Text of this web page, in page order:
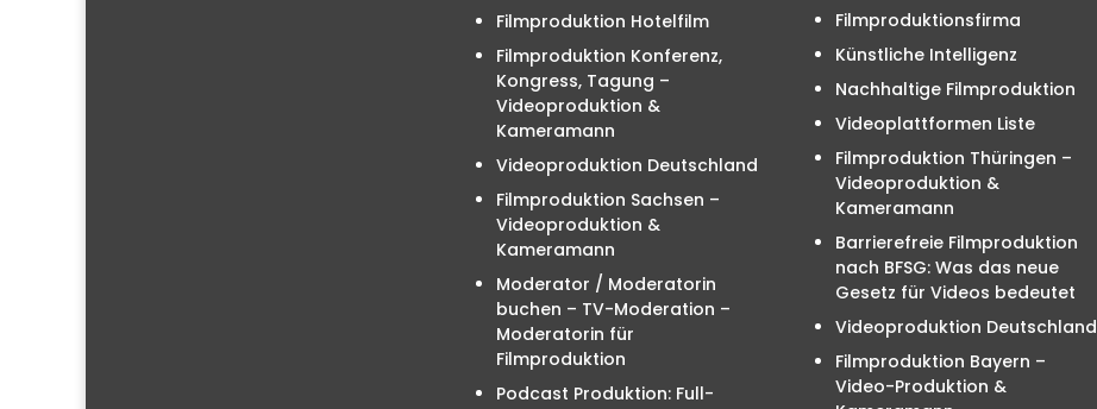
Filmproduktion Hotelfilm
Filmproduktion Konferenz,
Kongress, Tagung –
Videoproduktion &
Kameramann
Videoproduktion Deutschland
Filmproduktion Sachsen –
Videoproduktion &
Kameramann
Moderator / Moderatorin
buchen – TV-Moderation –
Moderatorin für
Filmproduktion
Podcast Produktion: Full-
Filmproduktionsfirma
Künstliche Intelligenz
Nachhaltige Filmproduktion
Videoplattformen Liste
Filmproduktion Thüringen –
Videoproduktion &
Kameramann
Barrierefreie Filmproduktion
nach BFSG: Was das neue
Gesetz für Videos bedeutet
Videoproduktion Deutschland
Filmproduktion Bayern –
Video-Produktion &